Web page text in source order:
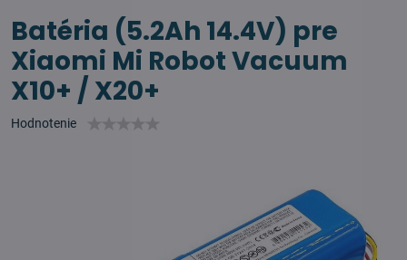
Batéria (5.2Ah 14.4V) pre
Xiaomi Mi Robot Vacuum
X10+ / X20+
Hodnotenie